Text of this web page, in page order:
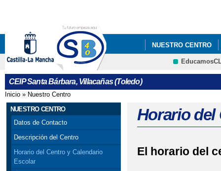
NUESTRO CENTRO
INFÓRMATE
CEIP Santa Bárbara, Villacañas (Toledo)
Se encuentra usted aquí
Inicio » Nuestro Centro
NUESTRO CENTRO
Datos de Contacto
Descripción del Centro
Horario del Centro y Calendario
Escolar
Horario del
El horario del